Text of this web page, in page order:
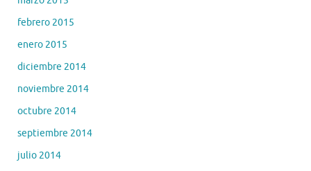
febrero 2015
enero 2015
diciembre 2014
noviembre 2014
octubre 2014
septiembre 2014
julio 2014